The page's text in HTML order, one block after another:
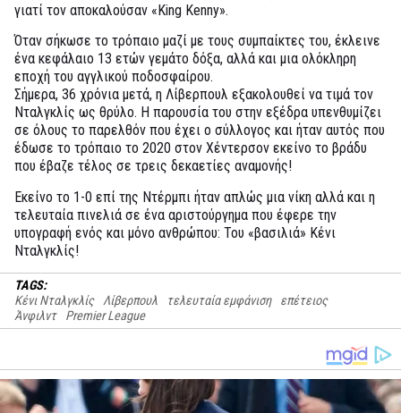
γιατί τον αποκαλούσαν «King Kenny».
Όταν σήκωσε το τρόπαιο μαζί με τους συμπαίκτες του, έκλεινε
ένα κεφάλαιο 13 ετών γεμάτο δόξα, αλλά και μια ολόκληρη
εποχή του αγγλικού ποδοσφαίρου.
Σήμερα, 36 χρόνια μετά, η Λίβερπουλ εξακολουθεί να τιμά τον
Νταλγκλίς ως θρύλο. Η παρουσία του στην εξέδρα υπενθυμίζει
σε όλους το παρελθόν που έχει ο σύλλογος και ήταν αυτός που
έδωσε το τρόπαιο το 2020 στον Χέντερσον εκείνο το βράδυ
που έβαζε τέλος σε τρεις δεκαετίες αναμονής!
Εκείνο το 1-0 επί της Ντέρμπι ήταν απλώς μια νίκη αλλά και η
τελευταία πινελιά σε ένα αριστούργημα που έφερε την
υπογραφή ενός και μόνο ανθρώπου: Του «βασιλιά» Κένι
Νταλγκλίς!
TAGS:
Κένι Νταλγκλίς Λίβερπουλ τελευταία εμφάνιση
επέτειος
Άνφιλντ
Premier League